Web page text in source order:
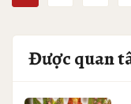
Được quan